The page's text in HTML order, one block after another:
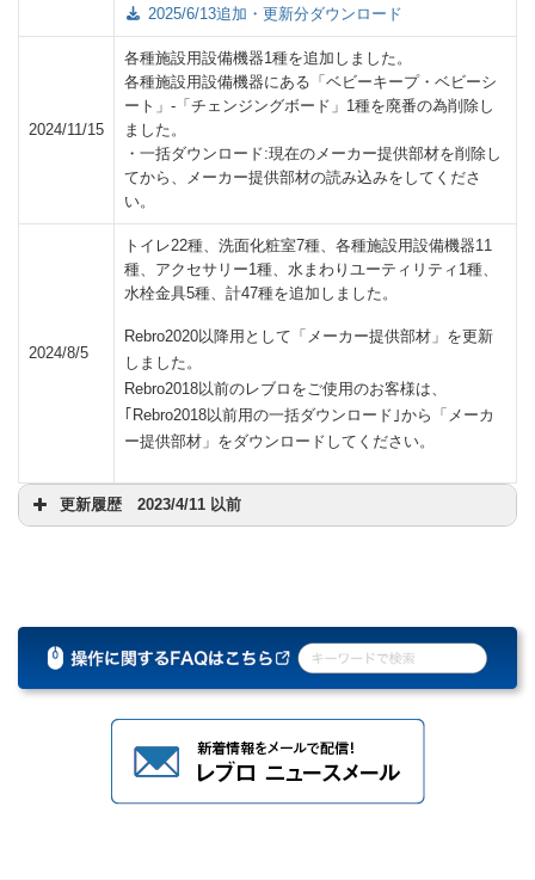
2025/6/13追加・更新分ダウンロード
2024/11/15
各種施設用設備機器1種を追加しました。
各種施設用設備機器にある「ベビーキープ・ベビーシ
ート」-「チェンジングボード」1種を廃番の為削除し
ました。
・一括ダウンロード:現在のメーカー提供部材を削除し
てから、メーカー提供部材の読み込みをしてくださ
い。
2024/8/5
トイレ22種、洗面化粧室7種、各種施設用設備機器11
種、アクセサリー1種、水まわりユーティリティ1種、
水栓金具5種、計47種を追加しました。
Rebro2020以降用として「メーカー提供部材」を更新
しました。
Rebro2018以前のレブロをご使用のお客様は、
｢Rebro2018以前用の一括ダウンロード｣から「メーカ
ー提供部材」をダウンロードしてください。
更新履歴 2023/4/11 以前
2023/4/11
具」2種、「幼児用施設器具」2種、「その他施設
用用具」8種、
水まわりユーティリティにある「多目的流し・コ
ンパクトシンク・流し」1種 水栓金具にある「各
種水栓金具」5種を廃番の為削除しました。
トイレにある「パブリックトイレ」13種、
洗面化粧室にある「洗面器・手洗器」-「洗面